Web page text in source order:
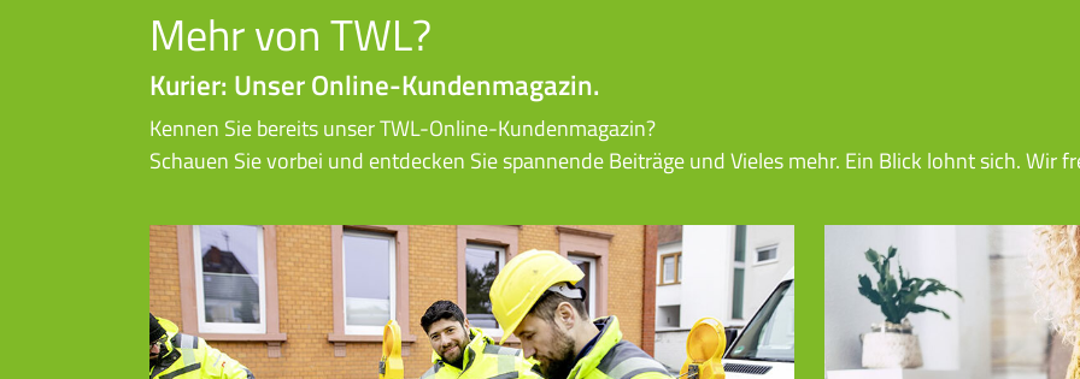
Mehr von TWL?
Kurier: Unser Online-Kundenmagazin.
Kennen Sie bereits unser TWL-Online-Kundenmagazin?
Schauen Sie vorbei und entdecken Sie spannende Beiträge und Vieles mehr. Ein Blick lohnt sich. Wir